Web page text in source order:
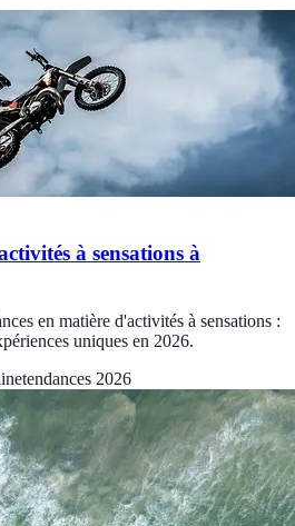
à sensations à
en matière d'activités à sensations :
uniques en 2026.
tendances 2026